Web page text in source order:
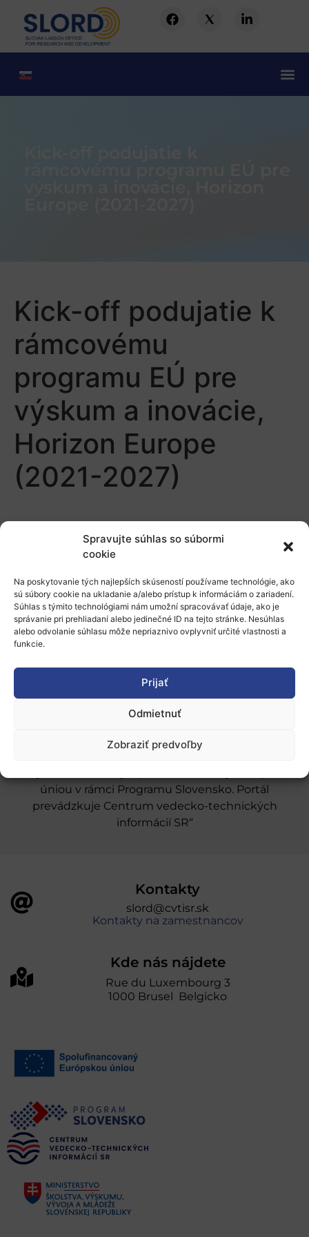
Spravujte súhlas so súbormi
cookie
Na poskytovanie tých najlepších skúseností používame technológie, ako
sú súbory cookie na ukladanie a/alebo prístup k informáciám o zariadení.
Súhlas s týmito technológiami nám umožní spracovávať údaje, ako je
správanie pri prehliadaní alebo jedinečné ID na tejto stránke. Nesúhlas
alebo odvolanie súhlasu môže nepriaznivo ovplyvniť určité vlastnosti a
funkcie.
Prijať
Odmietnuť
Zobraziť predvoľby
Kick-off podujatie k
rámcovému
programu EÚ pre
výskum a inovácie,
Horizon Europe
(2021-2027)
O nás
Naše služby
Novinky
úniou v rámci Programu Slovensko. Portál
prevádzkuje Centrum vedecko-technických
informácií SR“
Kontakty
slord@cvtisr.sk
Kontakty na zamestnancov
Kde nás nájdete
Rue du Luxembourg 3
1000 Brusel Belgicko